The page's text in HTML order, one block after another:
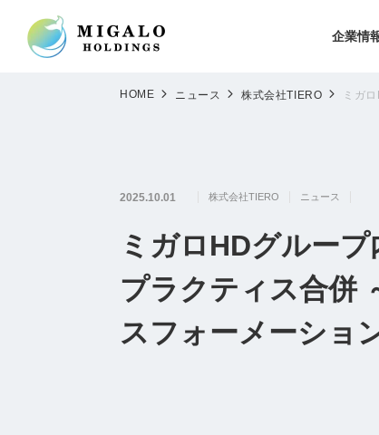
企業情
HOME ニュース 株式会社TIERO ミガ
2025.10.01 株式会社TIERO ニュース
ミガロHDグルー
プラクティス合併
スフォーメーショ